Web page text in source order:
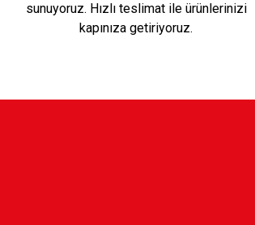
899,90 TL
sunuyoruz. Hızlı teslimat ile ürünlerinizi
kapınıza getiriyoruz.